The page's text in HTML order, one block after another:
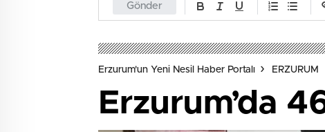
Gönder
Erzurum'un Yeni Nesil Haber Portalı ERZURUM
Erzurum’da